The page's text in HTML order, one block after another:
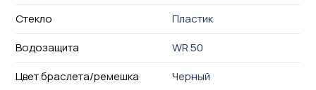
Стекло
Пластик
Водозащита
WR 50
Цвет браслета/ремешка
Черный